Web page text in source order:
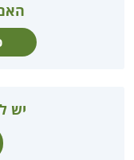
יש